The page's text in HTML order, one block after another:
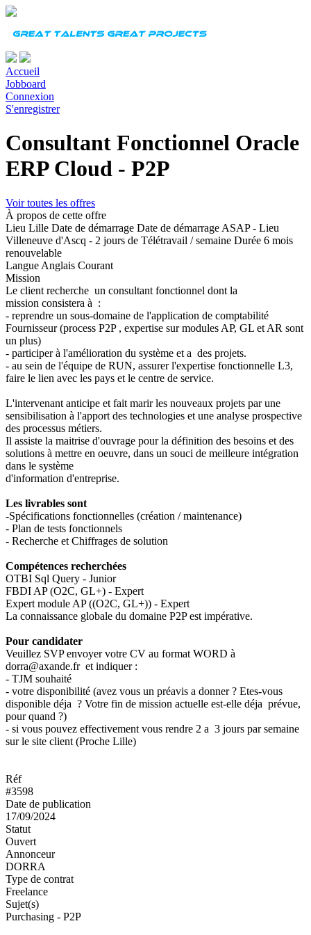
Accueil
Jobboard
Connexion
S'enregistrer
Consultant Fonctionnel Oracle
ERP Cloud - P2P
Voir toutes les offres
À propos de cette offre
Lieu Lille Date de démarrage Date de démarrage ASAP - Lieu
Villeneuve d'Ascq - 2 jours de Télétravail / semaine Durée 6 mois
renouvelable
Langue Anglais Courant
Mission
Le client recherche un consultant fonctionnel dont la
mission consistera à :
- reprendre un sous-domaine de l'application de comptabilité
Fournisseur (process P2P , expertise sur modules AP, GL et AR sont
un plus)
- participer à l'amélioration du système et a des projets.
- au sein de l'équipe de RUN, assurer l'expertise fonctionnelle L3,
faire le lien avec les pays et le centre de service.
L'intervenant anticipe et fait marir les nouveaux projets par une
sensibilisation à l'apport des technologies et une analyse prospective
des processus métiers.
Il assiste la maitrise d'ouvrage pour la définition des besoins et des
solutions à mettre en oeuvre, dans un souci de meilleure intégration
dans le système
d'information d'entreprise.
Les livrables sont
-Spécifications fonctionnelles (création / maintenance)
- Plan de tests fonctionnels
- Recherche et Chiffrages de solution
Compétences recherchées
OTBI Sql Query - Junior
FBDI AP (O2C, GL+) - Expert
Expert module AP ((O2C, GL+)) - Expert
La connaissance globale du domaine P2P est impérative.
Pour candidater
Veuillez SVP envoyer votre CV au format WORD à
dorra@axande.fr et indiquer :
- TJM souhaité
- votre disponibilité (avez vous un préavis a donner ? Etes-vous
disponible déja ? Votre fin de mission actuelle est-elle déja prévue,
pour quand ?)
- si vous pouvez effectivement vous rendre 2 a 3 jours par semaine
sur le site client (Proche Lille)
Réf
#3598
Date de publication
17/09/2024
Statut
Ouvert
Annonceur
DORRA
Type de contrat
Freelance
Sujet(s)
Purchasing - P2P